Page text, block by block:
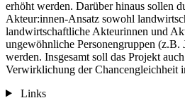
erhöht werden. Darüber hinaus sollen
Akteur:innen-Ansatz sowohl
landwirtschaftliche Akteurinnen und
ungewöhnliche Personengruppen (z.B.
werden. Insgesamt soll das Projekt
Verwirklichung der Chancengleichheit
Links